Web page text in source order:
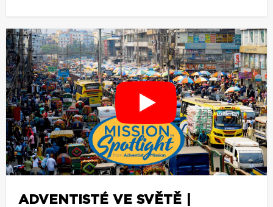
ADVENTISTÉ VE SVĚTĚ |